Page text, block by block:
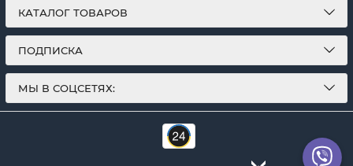
КАТАЛОГ ТОВАРОВ
ПОДПИСКА
МЫ В СОЦСЕТЯХ: